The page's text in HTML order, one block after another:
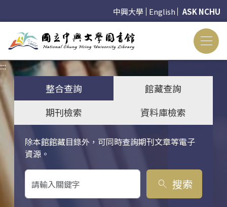
中興大學 English ASK NCHU
:::
整合查詢
館藏查詢
期刊檢索
資料庫檢索
除本館館藏目錄外，可同時查詢期刊文章等電子
資源。
關鍵字搜尋
search 搜索